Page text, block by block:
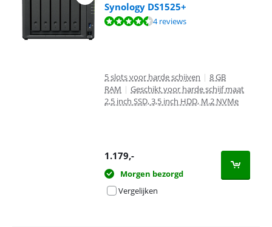
Synology DS1525+
Beoordeling is 9,3 van de 10, gebaseerd op 4 reviews.
4 reviews
5 slots voor harde schijven | 8 GB
RAM | Geschikt voor harde schijf maat
2,5 inch SSD, 3,5 inch HDD, M.2 NVMe
1.179,-
Morgen bezorgd
Vergelijken